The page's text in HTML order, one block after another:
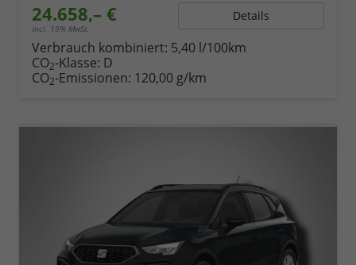
24.658,– €
incl. 19% MwSt.
Details
Verbrauch kombiniert: 5,40 l/100km
CO2-Klasse: D
CO2-Emissionen: 120,00 g/km